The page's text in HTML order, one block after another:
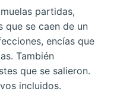
partidas,
que se caen de un
encías que
También
que se salieron.
incluidos.